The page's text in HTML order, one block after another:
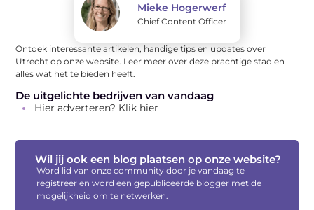
Mieke Hogerwerf
Chief Content Officer
Ontdek interessante artikelen, handige tips en updates over
Utrecht op onze website. Leer meer over deze prachtige stad en
alles wat het te bieden heeft.
De uitgelichte bedrijven van vandaag
Hier adverteren? Klik hier
Wil jij ook een blog plaatsen op onze website?
Word lid van onze community door je vandaag te
registreer en word een gepubliceerde blogger met de
mogelijkheid om te netwerken.